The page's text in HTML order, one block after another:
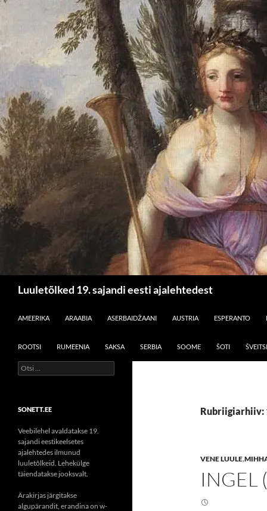
Luuletõlked 19. sajandi eesti ajalehtedest
AMEERIKA
ARAABIA ASERBAIDŽAANI AUSTRIA ESPERANTO
ROOTSI RUMEENIA SAKSA SERBIA SOOME ŠOTI ŠVEITSI
Rubriigiarhiiv:
VENE LUULE,
Otsi:
SONETT.EE
Veebilehel avaldatakse 19.
sajandi eestikeelsetes
ajalehtedes ilmunud
luuletõlkeid. Lehekülge
täiendatakse jooksvalt.
Ärakirjas järgitakse
algupärandit, erandina on w-